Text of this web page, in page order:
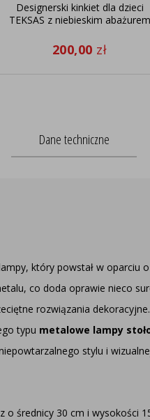
Designerski kinkiet dla dzieci
TEKSAS z niebieskim abażurem
200,00 zł
Dane techniczne
który powstał w
co doda oprawie nieco
rozwiązania
typu metalowe lampy
stylu i
średnicy 30 cm i wysokości